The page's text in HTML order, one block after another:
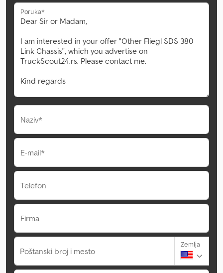
Poruka*
Naziv*
E-mail*
Telefon
Firma
Poštanski broj i mesto
Zemlja